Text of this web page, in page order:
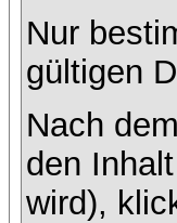
Nur
gültigen
Nach
den
wird),